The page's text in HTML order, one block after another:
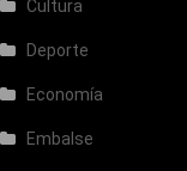
Cultura
Deporte
Economía
Embalse